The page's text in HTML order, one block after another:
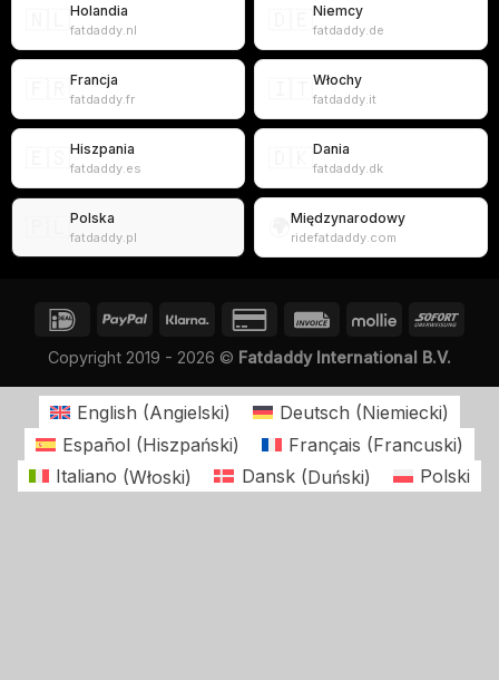
Holandia
fatdaddy.nl
Niemcy
fatdaddy.de
Francja
fatdaddy.fr
Włochy
fatdaddy.it
Hiszpania
fatdaddy.es
Dania
fatdaddy.dk
Polska
fatdaddy.pl
Międzynarodowy
ridefatdaddy.com
Copyright 2019 - 2026 © Fatdaddy International B.V.
English (Angielski) Deutsch (Niemiecki)
Español (Hiszpański) Français (Francuski)
Italiano (Włoski) Dansk(Duński) Polski